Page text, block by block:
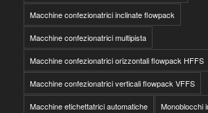
Macchine confezionatrici inclinate flowpack
Macchine confezionatrici multipista
Macchine confezionatrici orizzontali flowpack HFFS
Macchine confezionatrici verticali flowpack VFFS
Macchine etichettatrici automatiche Monoblocchi